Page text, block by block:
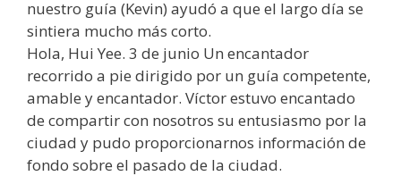
nuestro guía (Kevin) ayudó a que el largo día se
sintiera mucho más corto.
Hola, Hui Yee. 3 de junio Un encantador
recorrido a pie dirigido por un guía competente,
amable y encantador. Víctor estuvo encantado
de compartir con nosotros su entusiasmo por la
ciudad y pudo proporcionarnos información de
fondo sobre el pasado de la ciudad.